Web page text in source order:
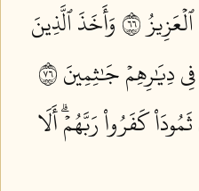
٦٦
وَأَخَذَ ٱلَّذِينَ
دِيَٰرِهِمۡ جَٰثِمِينَ ٦٧
كَفَرُواْ رَبَّهُمۡۗ أَلَا